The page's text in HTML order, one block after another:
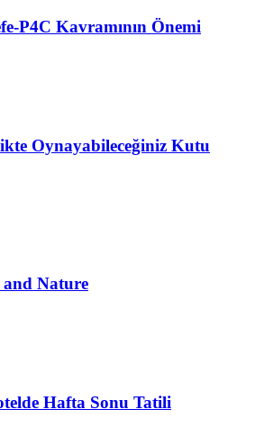
P4C Kavramının Önemi
Oynayabileceğiniz Kutu
Nature
Hafta Sonu Tatili